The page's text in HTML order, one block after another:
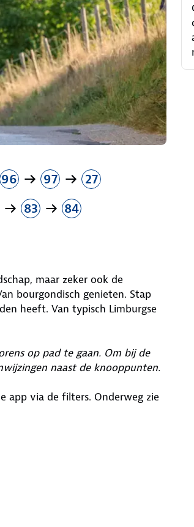
96 97
27
83
84
maar zeker ook de
bourgondisch genieten. Stap
heeft. Van typisch Limburgse
op pad te gaan. Om bij de
naast de knooppunten.
app via de filters. Onderweg zie